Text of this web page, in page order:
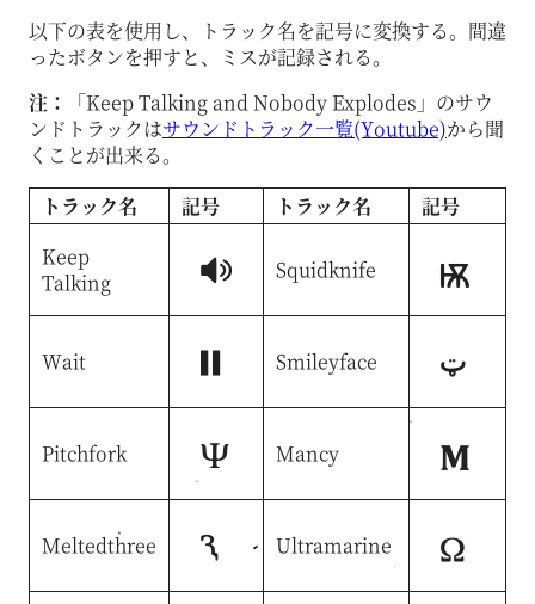
以下の表を使用し、トラック名を記号に変換する。間違
ったボタンを押すと、ミスが記録される。
注：
「Keep Talking and Nobody Explodes」のサウ
ンドトラックはサウンドトラック一覧(Youtube)から聞
くことが出来る。
トラック名
記号 トラック名
記号
Keep
Talking
! Squidknife ,
Wait Smileyface -
Pitchfork & Mancy .
Meltedthree ( Ultramarine /